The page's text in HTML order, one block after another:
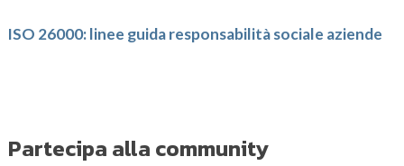
ISO 26000: linee guida responsabilità sociale aziende
Partecipa alla community